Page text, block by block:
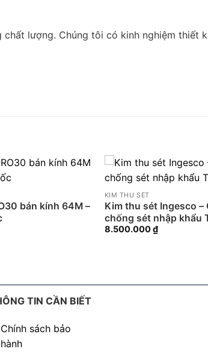
chất lượng. Chúng tôi có kinh nghiệm thiết
bán kính 64M –
KIM THU SÉT
Kim thu sét Ingesco –
chống sét nhập khẩu
8.500.000₫
TIN CẦN BIẾT
Chính sách bảo
hành